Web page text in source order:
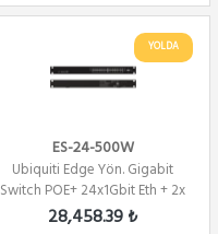
YOLDA
ES-24-500W
Ubiquiti Edge Yön. Gigabit
Switch POE+ 24x1Gbit Eth + 2x
SFP 500...
28,458.39 ₺